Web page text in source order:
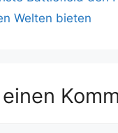
Welten bieten